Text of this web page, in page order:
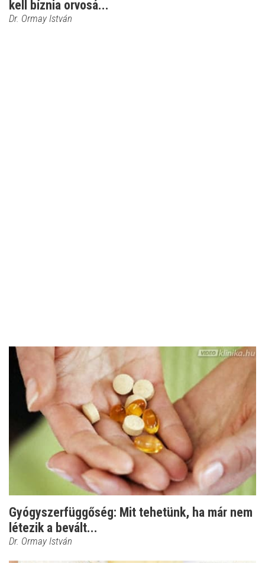
kell bíznia orvosá...
Dr. Ormay István
Gyógyszerfüggőség: Mit tehetünk, ha már nem
létezik a bevált...
Dr. Ormay István